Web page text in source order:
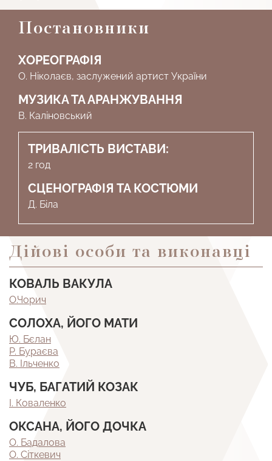
Постановники
ХОРЕОГРАФІЯ
О. Ніколаєв, заслужений артист України
МУЗИКА ТА АРАНЖУВАННЯ
В. Каліновський
ТРИВАЛІСТЬ ВИСТАВИ:
2 год
СЦЕНОГРАФІЯ ТА КОСТЮМИ
Д. Біла
Дійові особи та виконавці
КОВАЛЬ ВАКУЛА
О.Чорич
СОЛОХА, ЙОГО МАТИ
Ю. Бєлан
Р. Бураєва
В. Ільченко
ЧУБ, БАГАТИЙ КОЗАК
І. Коваленко
ОКСАНА, ЙОГО ДОЧКА
О. Бадалова
О. Сіткевич